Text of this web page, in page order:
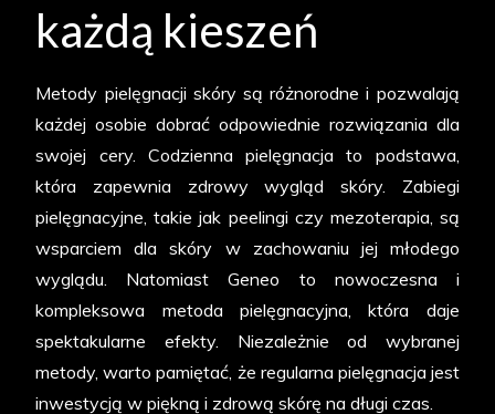
każdą kieszeń
Metody pielęgnacji skóry są różnorodne i pozwalają
każdej osobie dobrać odpowiednie rozwiązania dla
swojej cery. Codzienna pielęgnacja to podstawa,
która zapewnia zdrowy wygląd skóry. Zabiegi
pielęgnacyjne, takie jak peelingi czy mezoterapia, są
wsparciem dla skóry w zachowaniu jej młodego
wyglądu. Natomiast Geneo to nowoczesna i
kompleksowa metoda pielęgnacyjna, która daje
spektakularne efekty. Niezależnie od wybranej
metody, warto pamiętać, że regularna pielęgnacja jest
inwestycją w piękną i zdrową skórę na długi czas.